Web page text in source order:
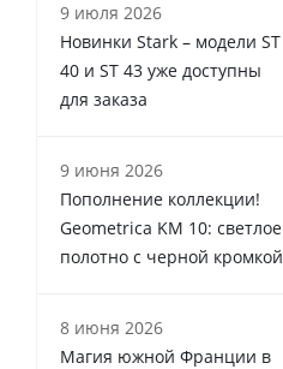
9 июля 2026
Новинки Stark – модели ST
40 и ST 43 уже доступны
для заказа
9 июня 2026
Пополнение коллекции!
Geometrica KM 10: светлое
полотно с черной кромкой
8 июня 2026
Магия южной Франции в